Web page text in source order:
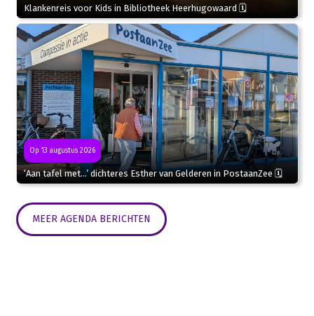
Klankenreis voor Kids in Bibliotheek Heerhugowaard 🗓
Op 13 augustus 2026
‘Aan tafel met…’ dichteres Esther van Gelderen in PostaanZee 🗓
MEER AGENDA BERICHTEN